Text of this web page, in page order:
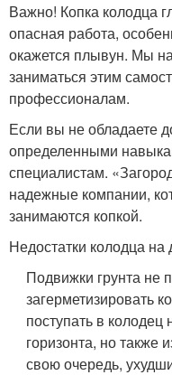
Важно! Копка колодца
опасная работа,
окажется плывун. Мы
заниматься этим
профессионалам.
Если вы не обладаете
определенными
специалистам.
надежные компании,
занимаются копкой.
Недостатки колодца на
Подвижки грунта не
загерметизировать
поступать в колодец
горизонта, но также
свою очередь,